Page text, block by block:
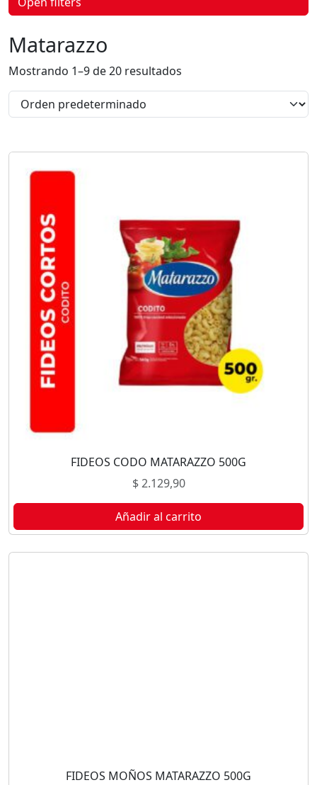
d
u
c
t
o
Matarazzo
Mostrando 1–9 de 20 resultados
FIDEOS CODO MATARAZZO 500G
$2.129,90
Añadir al carrito
FIDEOS MOÑOS MATARAZZO 500G